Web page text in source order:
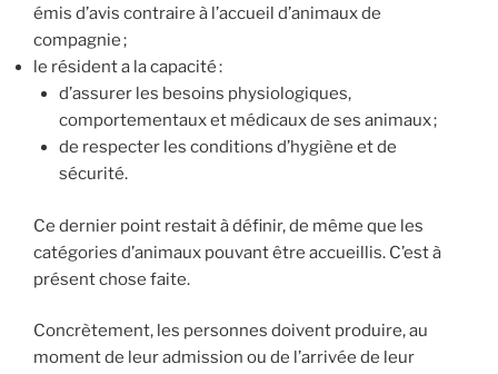
émis d’avis contraire à l’accueil d’animaux de
compagnie ;
le résident a la capacité :
d’assurer les besoins physiologiques,
comportementaux et médicaux de ses animaux ;
de respecter les conditions d’hygiène et de
sécurité.
Ce dernier point restait à définir, de même que les
catégories d’animaux pouvant être accueillis. C’est à
présent chose faite.
Concrètement, les personnes doivent produire, au
moment de leur admission ou de l’arrivée de leur